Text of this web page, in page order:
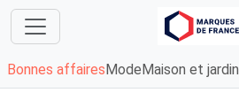
Bonnes affaires Mode Maison et jardin